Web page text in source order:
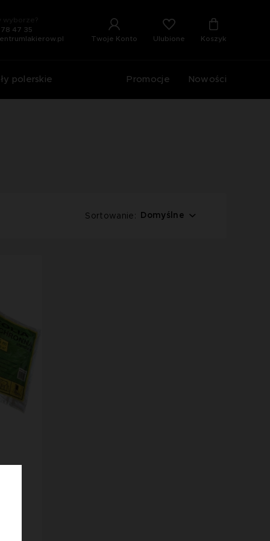
wyborze?
47 35
Twoje Konto Ulubione Koszyk
polerskie Promocje Nowości
Sortowanie: Domyślne